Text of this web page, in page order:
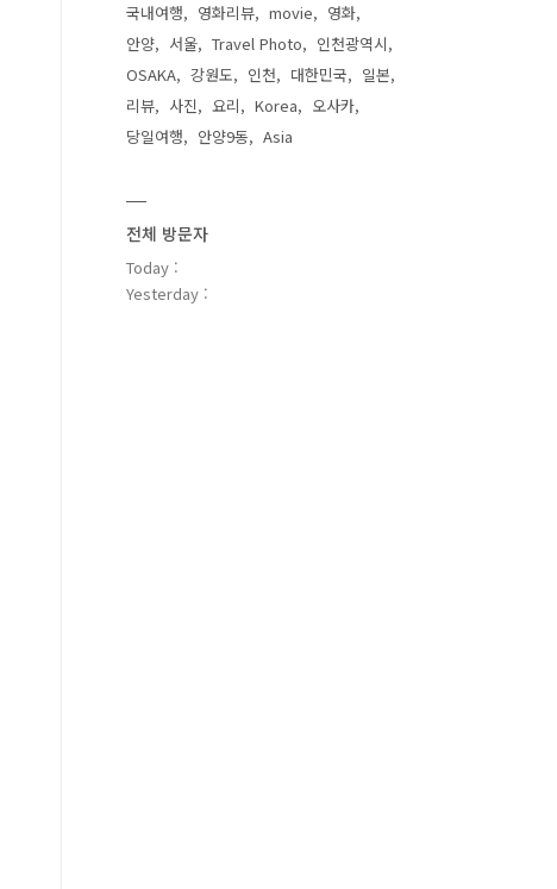
국내여행
영화리뷰 movie
영화
안양
서울 Travel Photo
인천광역시
OSAKA
강원도 인천 대한민국
일본
리뷰
사진 요리 Korea
오사카
당일여행
안양9동 Asia
전체 방문자
Today :
Yesterday :